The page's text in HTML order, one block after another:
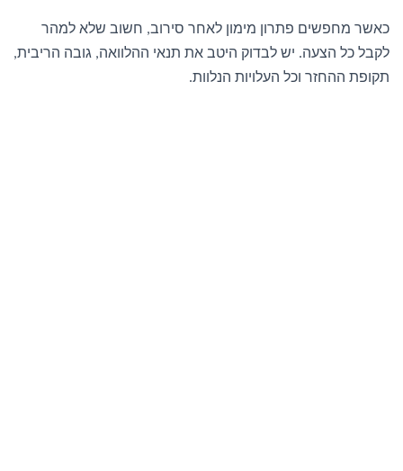
כאשר מחפשים פתרון מימון לאחר סירוב, חשוב שלא למהר
לקבל כל הצעה. יש לבדוק היטב את תנאי ההלוואה, גובה הריבית,
תקופת ההחזר וכל העלויות הנלוות.